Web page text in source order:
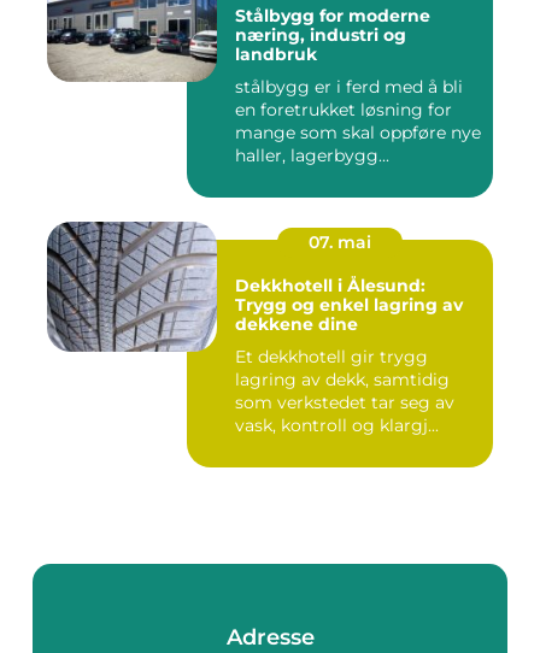
Stålbygg for moderne
næring, industri og
landbruk
stålbygg er i ferd med å bli
en foretrukket løsning for
mange som skal oppføre nye
haller, lagerbygg...
07. mai
Dekkhotell i Ålesund:
Trygg og enkel lagring av
dekkene dine
Et dekkhotell gir trygg
lagring av dekk, samtidig
som verkstedet tar seg av
vask, kontroll og klargj...
Adresse